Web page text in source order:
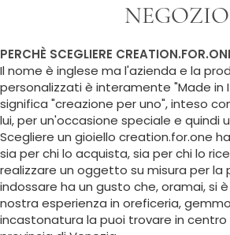
NEGOZIO
PERCHÈ SCEGLIERE
Il nome è inglese ma l'azienda e la
personalizzati è interamente "Made in
significa "creazione per uno", inteso
lui, per un'occasione speciale e quindi
Scegliere un gioiello creation.for.one
sia per chi lo acquista, sia per chi lo
realizzare un oggetto su misura per la
indossare ha un gusto che, oramai, si
nostra esperienza in oreficeria,
incastonatura la puoi trovare in centro